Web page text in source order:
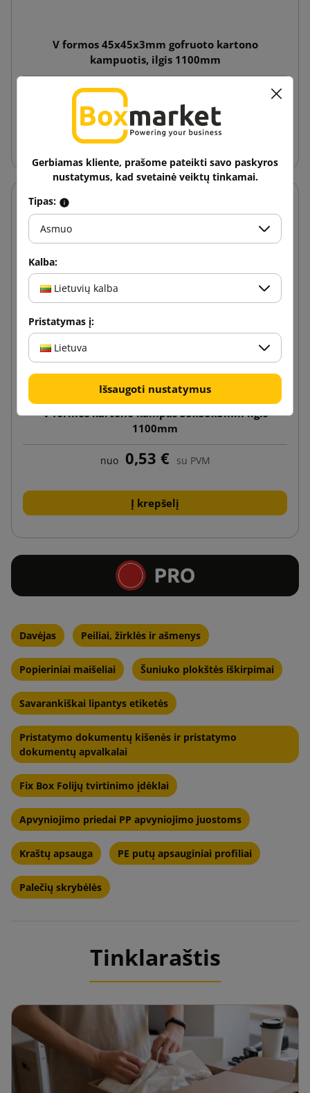
V formos 45x45x3mm gofruoto kartono
kampuotis, ilgis 1100mm
nuo 0,45 €
Į krepšelį
V formos kartono kampas 35x35x3mm ilgis
1100mm
nuo 0,53 € su PVM
Į krepšelį
Davėjas Peiliai, žirklės ir ašmenys
Popieriniai maišeliai Šuniuko plokštės iškirpimai
Savarankiškai lipantys etiketės
Pristatymo dokumentų kišenės ir pristatymo
dokumentų apvalkalai
Fix Box Folijų tvirtinimo įdėklai
Apvyniojimo priedai PP apvyniojimo juostoms
Kraštų apsauga PE putų apsauginiai profiliai
Palečių skrybėlės
Tinklaraštis
Gerbiamas kliente, prašome pateikti savo paskyros
nustatymus, kad svetainė veiktų tinkamai.
Tipas:
Asmuo
Kalba:
Lietuvių kalba
Pristatymas į:
Lietuva
Išsaugoti nustatymus